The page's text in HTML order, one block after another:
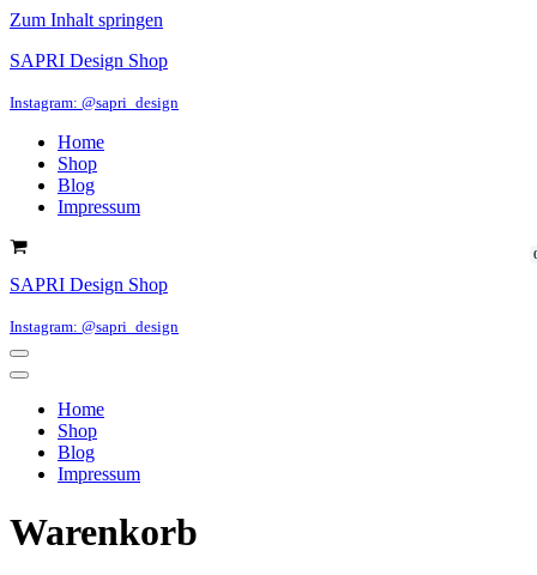
Zum Inhalt springen
SAPRI Design Shop
Instagram: @sapri_design
Home
Shop
Blog
Impressum
Warenkorb
SAPRI Design Shop
Instagram: @sapri_design
Navigations-
Menü
Navigations-
Home
Shop
Blog
Impressum
Warenkorb